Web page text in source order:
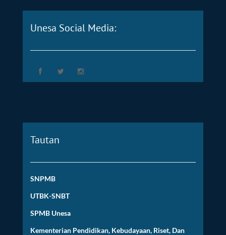
Unesa Social Media:
Tautan
SNPMB
UTBK-SNBT
SPMB Unesa
Kementerian Pendidikan, Kebudayaan, Riset, Dan